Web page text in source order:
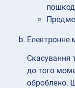
Електронне
Скасування
до того
оброблено.